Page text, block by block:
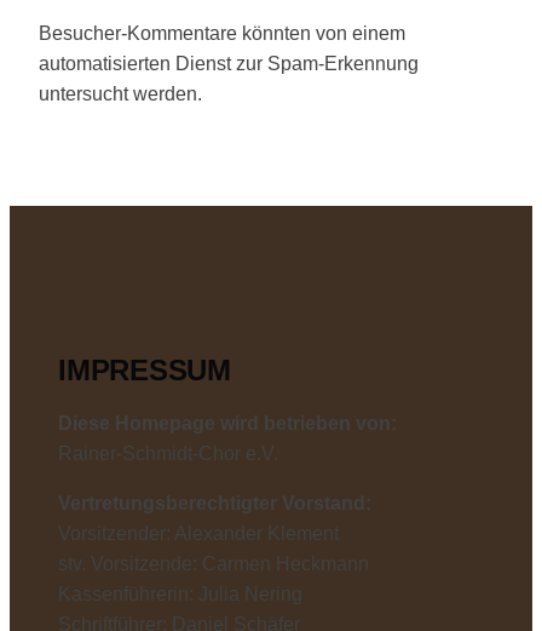
Besucher-Kommentare könnten von einem
automatisierten Dienst zur Spam-Erkennung
untersucht werden.
IMPRESSUM
Diese Homepage wird betrieben von:
Rainer-Schmidt-Chor e.V.
Vertretungsberechtigter Vorstand:
Vorsitzender: Alexander Klement
stv. Vorsitzende: Carmen Heckmann
Kassenführerin: Julia Nering
Schriftführer: Daniel Schäfer